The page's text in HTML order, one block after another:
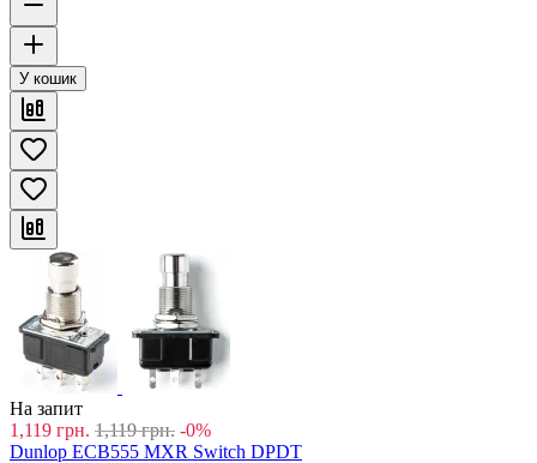
У кошик
На запит
1,119 грн. 1,119 грн. -0%
Dunlop ECB555 MXR Switch DPDT